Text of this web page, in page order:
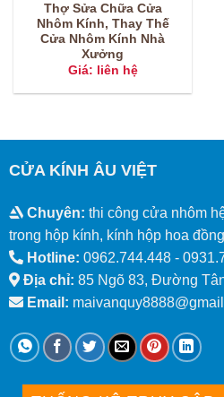
Thợ Sửa Chữa Cửa
Nhôm Kính, Thay Thế
Cửa Nhôm Kính Nhà
Xưởng
Giá: liên hệ
CỬA KÍNH ÂU VIỆT
Chuyên: thi công cửa nhôm
trong hộp kính, kính hộp hoa
Hotline: 0962.744.448 -
Địa chỉ: 85 Ngõ 83, Đường
Email: